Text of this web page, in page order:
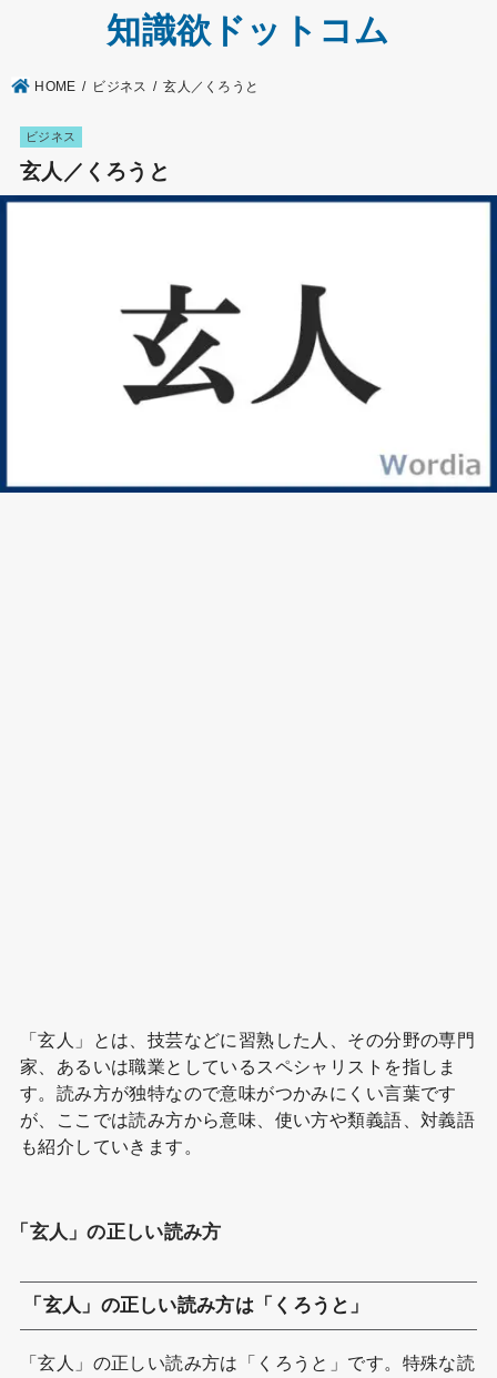
知識欲ドットコム
HOME ビジネス 玄人／くろうと
ビジネス
玄人／くろうと
「玄人」とは、技芸などに習熟した人、その分野の専門
家、あるいは職業としているスペシャリストを指しま
す。読み方が独特なので意味がつかみにくい言葉です
が、ここでは読み方から意味、使い方や類義語、対義語
も紹介していきます。
「玄人」の正しい読み方
「玄人」の正しい読み方は「くろうと」
「玄人」の正しい読み方は「くろうと」です。特殊な読